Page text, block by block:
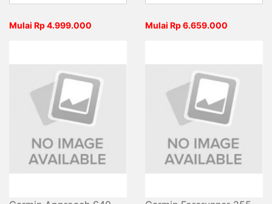
Mulai Rp 4.999.000 Mulai Rp 6.659.000